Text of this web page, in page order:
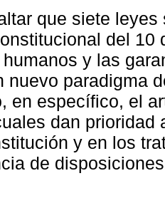
que siete
del 10
y las
nuevo paradigma
en específico, el
dan prioridad
y en los
de